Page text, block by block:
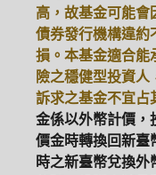
高，故基金可能會
債券發行機構違約
損。本基金適合能
險之穩健型投資
訴求之基金不宜占
金係以外幣計價，
價金時轉換回新臺
時之新臺幣兌換